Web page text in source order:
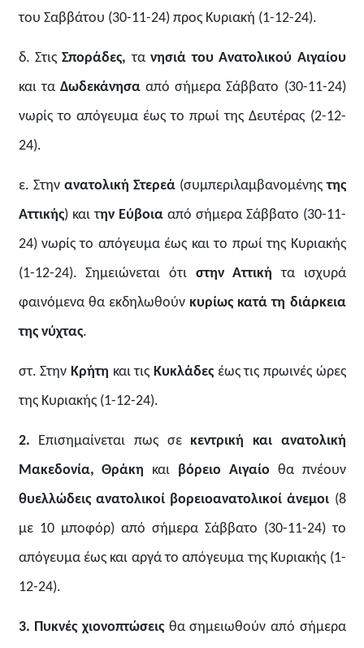
του Σαββάτου (30-11-24) προς Κυριακή (1-12-24).
δ. ΣτιςΣποράδες, τανησιά του Ανατολικού Αιγαίου
και ταΔωδεκάνησααπό σήμερα Σάββατο (30-11-24)
νωρίς το απόγευμα έως το πρωί της Δευτέρας (2-12-
24).
ε. Στην ανατολική Στερεά(συμπεριλαμβανομένηςτης
Αττικής) και την Εύβοιααπό σήμερα Σάββατο (30-11-
24) νωρίς το απόγευμα έως και το πρωί της Κυριακής
(1-12-24). Σημειώνεται ότι στην Αττική τα ισχυρά
φαινόμενα θα εκδηλωθούν κυρίως κατά τη διάρκεια
της νύχτας.
στ. Στην Κρήτη και τις Κυκλάδεςέως τις πρωινές ώρες
της Κυριακής (1-12-24).
2. Επισημαίνεται πως σε κεντρική και ανατολική
Μακεδονία, Θράκη και βόρειο Αιγαίο θα πνέουν
θυελλώδεις ανατολικοί βορειοανατολικοί άνεμοι (8
με 10 μποφόρ) από σήμερα Σάββατο (30-11-24) το
απόγευμα έως και αργά το απόγευμα της Κυριακής (1-
12-24).
3. Πυκνές χιονοπτώσειςθα σημειωθούν από σήμερα